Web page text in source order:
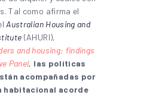
Tal como afirma el
Australian Housing and
(AHURI),
and housing: findings
Panel, las políticas
acompañadas por
habitacional acorde